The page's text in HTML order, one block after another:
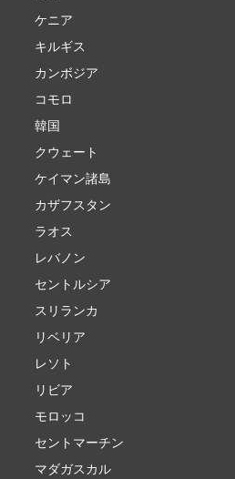
ケニア
キルギス
カンボジア
コモロ
韓国
クウェート
ケイマン諸島
カザフスタン
ラオス
レバノン
セントルシア
スリランカ
リベリア
レソト
リビア
モロッコ
セントマーチン
マダガスカル